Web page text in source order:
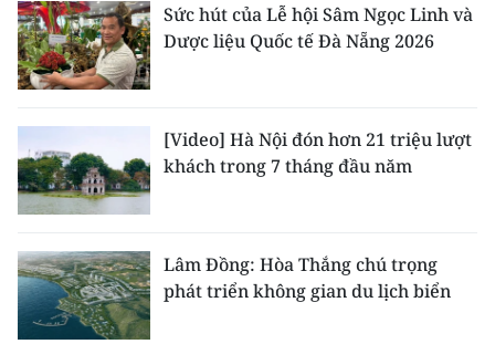
Sức hút của Lễ hội Sâm Ngọc Linh và
Dược liệu Quốc tế Đà Nẵng 2026
[Video] Hà Nội đón hơn 21 triệu lượt
khách trong 7 tháng đầu năm
Lâm Đồng: Hòa Thắng chú trọng
phát triển không gian du lịch biển